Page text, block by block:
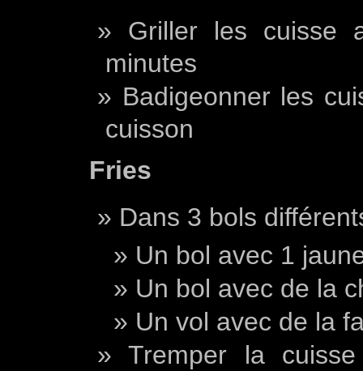
Griller les cuisse
minutes
Badigeonner les
cuisson
Fries
Dans 3 bols
Un bol avec 1
Un bol avec de la
Un vol avec de la
Tremper la